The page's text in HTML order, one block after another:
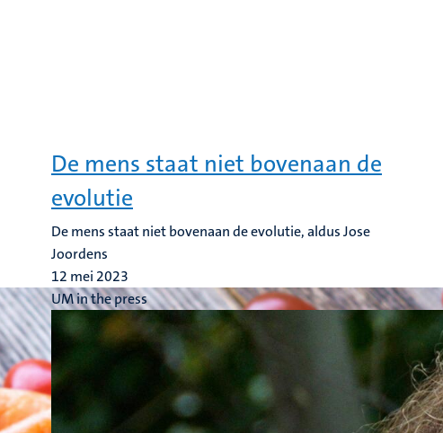
De mens staat niet bovenaan de
evolutie
De mens staat niet bovenaan de evolutie, aldus Jose
Joordens
12 mei 2023
UM in the press